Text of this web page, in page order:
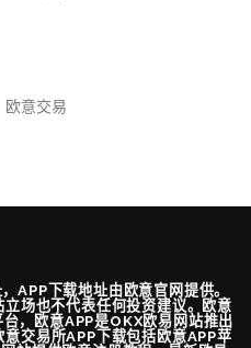
欧意交易
APP下载地址由欧意官网提供。
场也不代表任何投资建议。欧意
，欧意APP是OKX欧易网站推出
交易所APP下载包括欧意APP苹